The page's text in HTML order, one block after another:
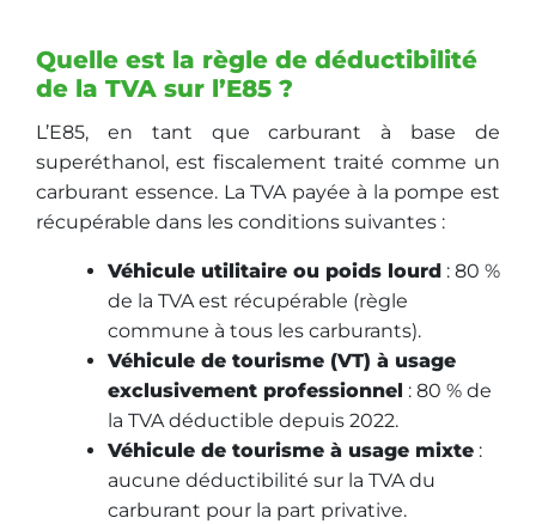
Quelle est la règle de déductibilité
de la TVA sur l’E85 ?
L’E85, en tant que carburant à base de
superéthanol, est fiscalement traité comme un
carburant essence. La TVA payée à la pompe est
récupérable dans les conditions suivantes :
Véhicule utilitaire ou poids lourd : 80 %
de la TVA est récupérable (règle
commune à tous les carburants).
Véhicule de tourisme (VT) à usage
exclusivement professionnel : 80 % de
la TVA déductible depuis 2022.
Véhicule de tourisme à usage mixte :
aucune déductibilité sur la TVA du
carburant pour la part privative.